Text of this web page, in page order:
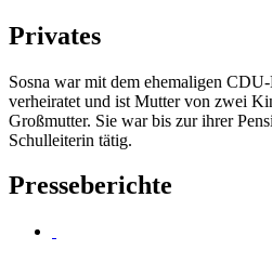
Privates
Sosna war mit dem ehemaligen
verheiratet und ist Mutter von zwei
Großmutter. Sie war bis zur ihrer
Schulleiterin tätig.
Presseberichte